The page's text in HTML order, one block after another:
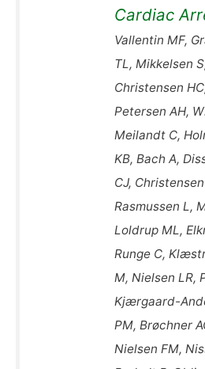
Cardiac
Vallentin MF,
TL, Mikkelsen
Christensen
Petersen AH,
Meilandt C,
KB, Bach A,
CJ,
Rasmussen L,
Loldrup ML,
Runge C,
M, Nielsen LR,
Kjærgaard-
PM, Brøchner
Nielsen FM,